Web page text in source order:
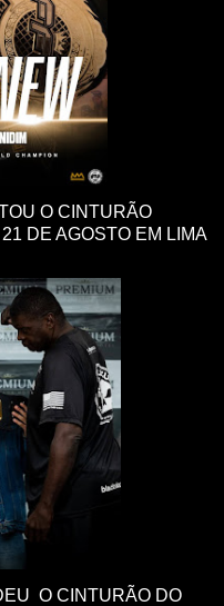
O CINTURÃO
DE AGOSTO EM LIMA
O CINTURÃO DO